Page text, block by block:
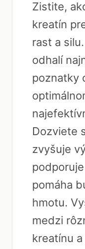
Zistite,
kreatín
rast a
odhalí
poznatky
Dozviete
zvyšuje
pomáha
hmotu.
medzi
kreatínu